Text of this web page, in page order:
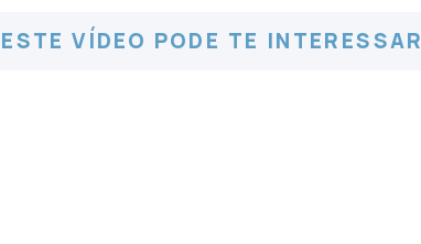
ESTE VÍDEO PODE TE INTERESSAR